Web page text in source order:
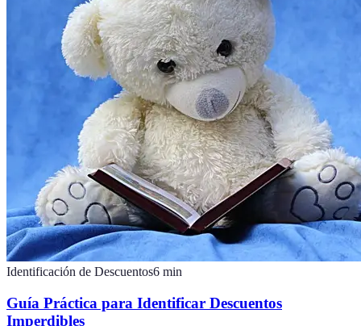
Identificación de Descuentos6 min
Guía Práctica para Identificar Descuentos
Imperdibles